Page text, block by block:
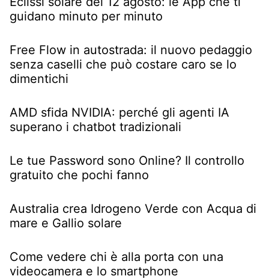
guidano minuto per minuto
Free Flow in autostrada: il nuovo pedaggio
senza caselli che può costare caro se lo
dimentichi
AMD sfida NVIDIA: perché gli agenti IA
superano i chatbot tradizionali
Le tue Password sono Online? Il controllo
gratuito che pochi fanno
Australia crea Idrogeno Verde con Acqua di
mare e Gallio solare
Come vedere chi è alla porta con una
videocamera e lo smartphone